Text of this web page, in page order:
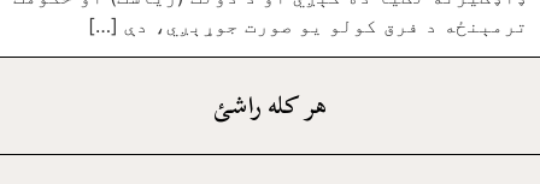
ترمېنځه د فرق کولو يو صورت جوړېږي، دې […]
هر کله راشئ